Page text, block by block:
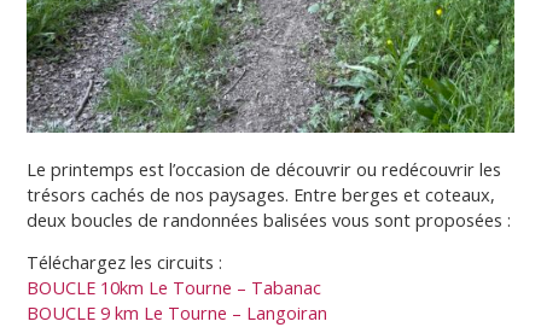
Le printemps est l’occasion de découvrir ou redécouvrir les
trésors cachés de nos paysages. Entre berges et coteaux,
deux boucles de randonnées balisées vous sont proposées :
Téléchargez les circuits :
BOUCLE 10km Le Tourne – Tabanac
BOUCLE 9 km Le Tourne – Langoiran